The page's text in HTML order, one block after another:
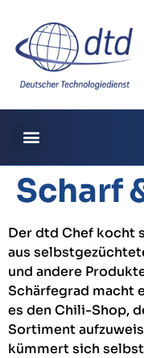
Scharf
Der dtd Chef kocht
aus
und andere
Schärfegrad macht
es den Chili-Shop,
Sortiment
kümmert sich